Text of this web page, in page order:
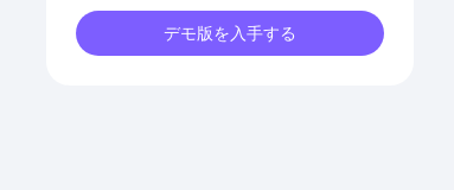
デモ版を入手する